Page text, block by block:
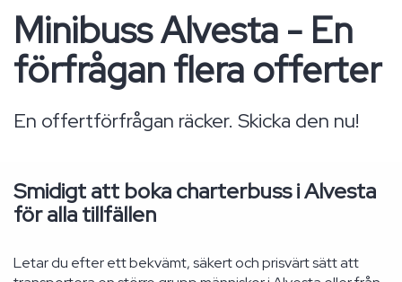
Minibuss Alvesta - En
förfrågan flera offerter
En offertförfrågan räcker. Skicka den nu!
Smidigt att boka charterbuss i Alvesta
för alla tillfällen
Letar du efter ett bekvämt, säkert och prisvärt sätt att